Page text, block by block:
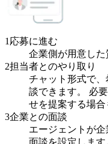
1応募に進む
企業側が用意した
2担当者とのやり取り
チャット形式で
談できます。 必
せを提案する場合
3企業との面談
エージェントが